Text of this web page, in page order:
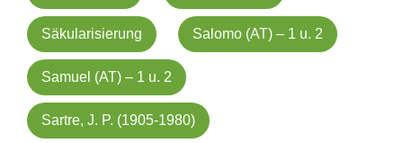
Säkularisierung Salomo (AT) – 1 u. 2
Samuel (AT) – 1 u. 2
Sartre, J. P. (1905-1980)